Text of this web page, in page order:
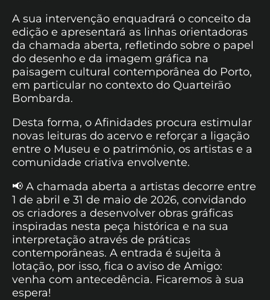
A sua intervenção enquadrará o conceito da
edição e apresentará as linhas orientadoras
da chamada aberta, refletindo sobre o papel
do desenho e da imagem gráfica na
paisagem cultural contemporânea do Porto,
em particular no contexto do Quarteirão
Bombarda.
Desta forma, o Afinidades procura estimular
novas leituras do acervo e reforçar a ligação
entre o Museu e o património, os artistas e a
comunidade criativa envolvente.
📢 A chamada aberta a artistas decorre entre
1 de abril e 31 de maio de 2026, convidando
os criadores a desenvolver obras gráficas
inspiradas nesta peça histórica e na sua
interpretação através de práticas
contemporâneas. A entrada é sujeita à
lotação, por isso, fica o aviso de Amigo:
venha com antecedência. Ficaremos à sua
espera!